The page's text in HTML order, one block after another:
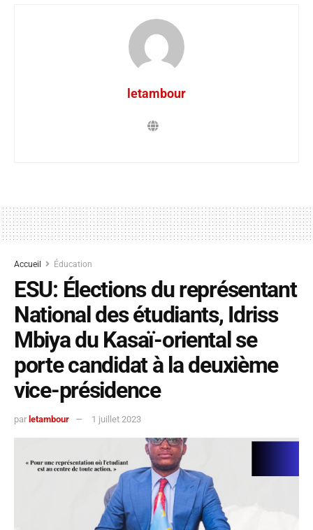
letambour
Accueil Éducation
ESU: Élections du représentant
National des étudiants, Idriss
Mbiya du Kasaï-oriental se
porte candidat à la deuxième
vice-présidence
par letambour 1 juillet 2023